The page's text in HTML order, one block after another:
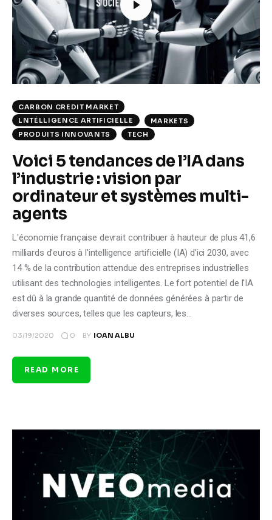
Climate
Markets
Tech
Reports
Shop
CARBON CREDIT MARKET
LNTÉLLIGENCE ARTIFICIELLE
MARKETS
PRODUITS INNOVANTS
TECH
Voici 5 tendances de l’IA dans
l’industrie : vision par
ordinateur et systèmes multi-
agents
L'économie française devrait contribuer à hauteur de plus 41,6
milliards d'euros à l'intelligence artificielle (IA) d'ici 2030, avec
14 % de la contribution attendue des entreprises industrielles
utilisant des technologies intelligentes. Le fort potentiel de l'IA
est dû à la grande quantité de données générées à partir de
diverses sources, telles que les capteurs, les…
03/19/2020 0 BY IOAN ALBU
READ MORE